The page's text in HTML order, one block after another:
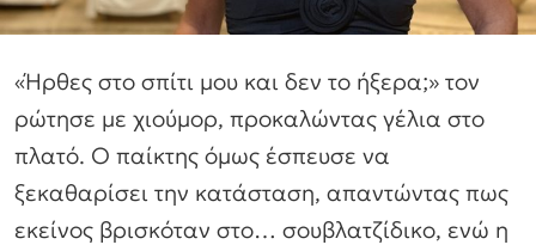
«Ήρθες στο σπίτι μου και δεν το ήξερα;» τον
ρώτησε με χιούμορ, προκαλώντας γέλια στο
πλατό. Ο παίκτης όμως έσπευσε να
ξεκαθαρίσει την κατάσταση, απαντώντας πως
εκείνος βρισκόταν στο… σουβλατζίδικο, ενώ η